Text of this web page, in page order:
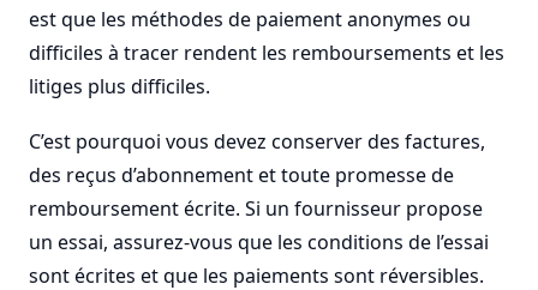
est que les méthodes de paiement anonymes ou
difficiles à tracer rendent les remboursements et les
litiges plus difficiles.
C’est pourquoi vous devez conserver des factures,
des reçus d’abonnement et toute promesse de
remboursement écrite. Si un fournisseur propose
un essai, assurez-vous que les conditions de l’essai
sont écrites et que les paiements sont réversibles.